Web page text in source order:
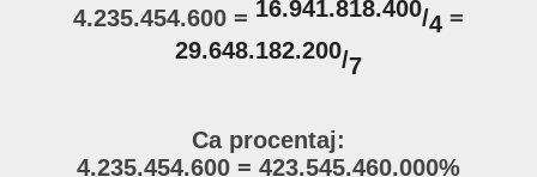
4.235.454.600 = 16.941.818.400/4 =
29.648.182.200/7
Ca procentaj:
4.235.454.600 = 423.545.460.000%